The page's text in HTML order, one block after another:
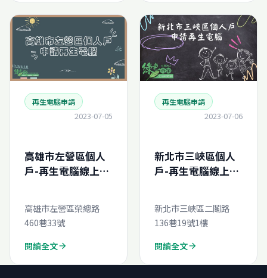
再生電腦申請
2023-07-05
高雄市左營區個人
戶-再生電腦線上申
高雄市左營區榮總路
460巷33號
閱讀全文arrow_forward
再生電腦申請
2023-07-06
新北市三峽區個人
戶-再生電腦線上申
新北市三峽區二鬮路
136巷19號1樓
閱讀全文arrow_forward